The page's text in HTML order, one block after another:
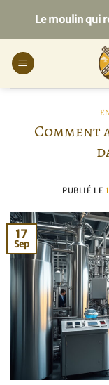
contenu
Le moulin qui
PUBLIÉ LE
17
Sep